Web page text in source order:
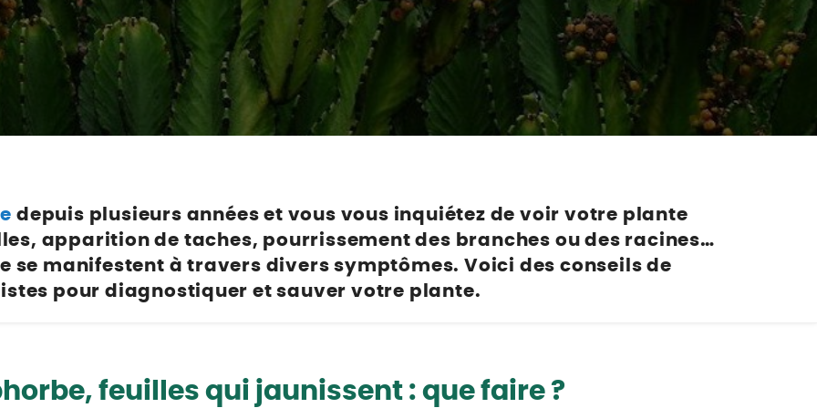
terre, ails, oignons, échalotes
et aromatiques
légumes et aromatiques
agrumes
Découvrez nos marques
Nos marques de la nature
Ventes éphémères de plantes
Nos marques de la nature
Mon potager
et petits mammifères
soins
et petits mammifères
et accessoires
jardin
Poulaillers, clapiers et accessoires
Alimentation
Hygiène et soins
Apiculture
Librairie et papeterie
Vêtements
depuis plusieurs années et vous vous inquiétez de voir votre plante
apparition de taches, pourrissement des branches ou des racines…
se manifestent à travers divers symptômes. Voici des conseils de
pour diagnostiquer et sauver votre plante.
feuilles qui jaunissent : que faire ?